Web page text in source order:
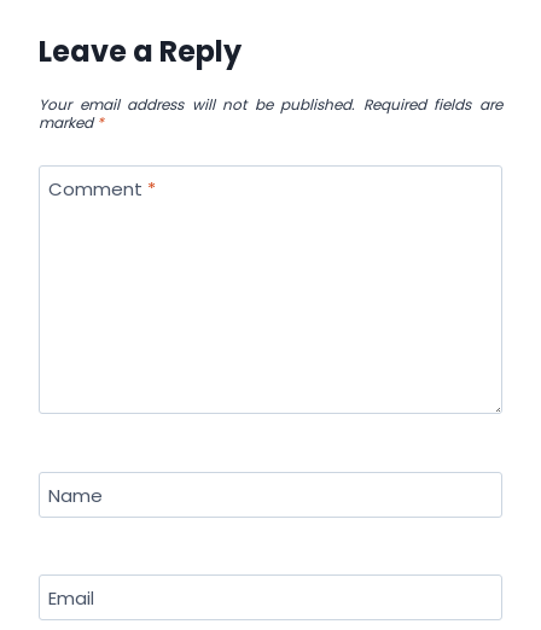
Leave a Reply
Your email address will not be published. Required fields are
marked*
Comment *
Name
Email